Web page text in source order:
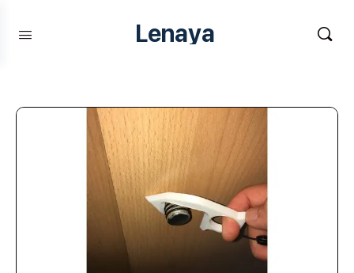
Lenaya